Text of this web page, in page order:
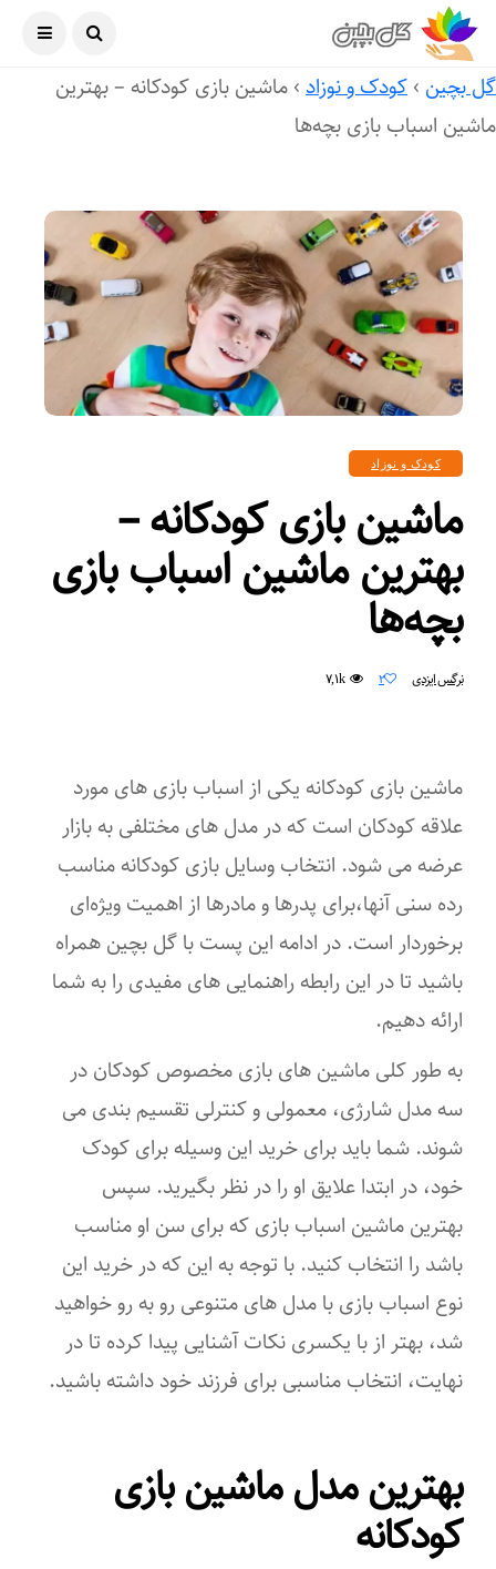
آگوست ۶, ۲۰۲۶
بچین› کودک و نوزاد› ماشین بازی کودکانه – بهترین
اسباب بازی بچه‌ها
کودک و نوزاد
ماشین بازی کودکانه –
بهترین ماشین اسباب بازی
بچه‌ها
نرگس ایزدی ۲ ۷,۱k
ماشین بازی کودکانه یکی از اسباب بازی های مورد
علاقه کودکان است که در مدل های مختلفی به بازار
عرضه می شود. انتخاب وسایل بازی کودکانه مناسب
رده سنی آنها،برای پدرها و مادرها از اهمیت ویژه‌ای
برخوردار است. در ادامه این پست با گل بچین همراه
باشید تا در این رابطه راهنمایی های مفیدی را به شما
ارائه دهیم.
به طور کلی ماشین های بازی مخصوص کودکان در
سه مدل شارژی، معمولی و کنترلی تقسیم بندی می
شوند. شما باید برای خرید این وسیله برای کودک
خود، در ابتدا علایق او را در نظر بگیرید. سپس
بهترین ماشین اسباب بازی که برای سن او مناسب
باشد را انتخاب کنید. با توجه به این که در خرید این
نوع اسباب بازی با مدل های متنوعی رو به رو خواهید
شد، بهتر از با یکسری نکات آشنایی پیدا کرده تا در
نهایت، انتخاب مناسبی برای فرزند خود داشته باشید.
بهترین مدل ماشین بازی
کودکانه